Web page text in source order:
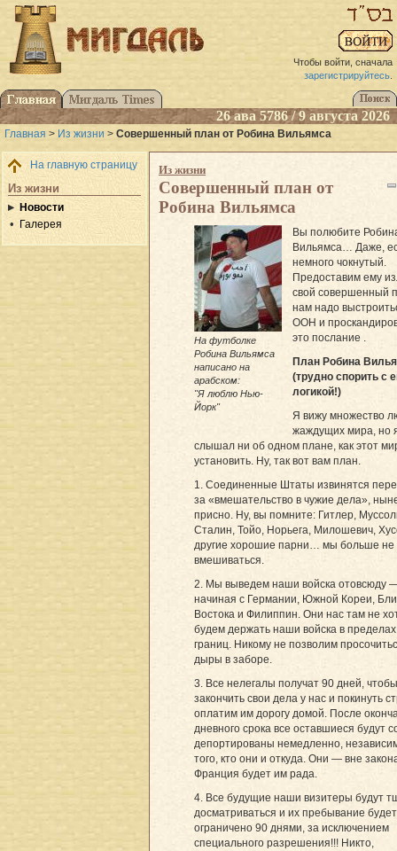
Чтобы войти, сначала
зарегистрируйтесь.
26 ава 5786 / 9 августа 2026
Главная > Из жизни > Совершенный план от Робина Вильямса
На главную страницу
Из жизни
Новости
Галерея
Из жизни
Совершенный план от
Робина Вильямса
На футболке
Робина Вильямса
написано на
арабском:
"Я люблю Нью-
Йорк"
Вы полюбите
Вильямса… Даже,
немного чокнутый.
Предоставим ему
свой совершенный
нам надо
ООН и
это послание .
План Робина
(трудно спорить с
логикой!)
Я вижу множество
жаждущих мира, но
слышал ни об одном плане, как этот
установить. Ну, так вот вам план.
1. Соединенные Штаты извинятся
за «вмешательство в чужие дела»,
присно. Ну, вы помните: Гитлер,
Сталин, Тойо, Норьега, Милошевич,
другие хорошие парни… мы больше не
вмешиваться.
2. Мы выведем наши войска отовсюду
начиная с Германии, Южной Кореи,
Востока и Филиппин. Они нас там не
будем держать наши войска в
границ. Никому не позволим
дыры в заборе.
3. Все нелегалы получат 90 дней, чтобы
закончить свои дела у нас и покинуть
оплатим им дорогу домой. После
дневного срока все оставшиеся будут
депортированы немедленно,
того, кто они и откуда. Они — вне
Франция будет им рада.
4. Все будущие наши визитеры будут
досматриваться и их пребывание будет
ограничено 90 днями, за исключением
специального разрешения!!! Никто,